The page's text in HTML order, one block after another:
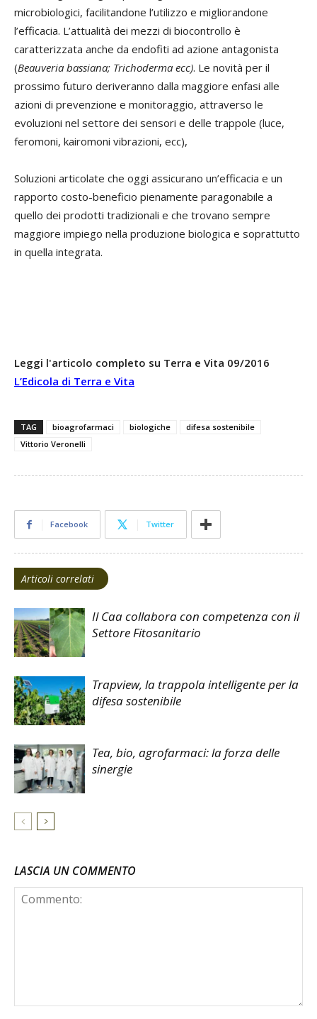
microbiologici, facilitandone l’utilizzo e migliorandone
l’efficacia. L’attualità dei mezzi di biocontrollo è
caratterizzata anche da endofiti ad azione antagonista
(Beauveria bassiana; Trichoderma ecc). Le novità per il
prossimo futuro deriveranno dalla maggiore enfasi alle
azioni di prevenzione e monitoraggio, attraverso le
evoluzioni nel settore dei sensori e delle trappole (luce,
feromoni, kairomoni vibrazioni, ecc),
Soluzioni articolate che oggi assicurano un’efficacia e un
rapporto costo-beneficio pienamente paragonabile a
quello dei prodotti tradizionali e che trovano sempre
maggiore impiego nella produzione biologica e soprattutto
in quella integrata.
Leggi l'articolo completo su Terra e Vita 09/2016
L’Edicola di Terra e Vita
TAG bioagrofarmaci biologiche
difesa sostenibile
Vittorio Veronelli
Facebook Twitter
Articoli correlati
Il Caa collabora con competenza con il
Settore Fitosanitario
Trapview, la trappola intelligente per la
difesa sostenibile
Tea, bio, agrofarmaci: la forza delle
sinergie
LASCIA UN COMMENTO